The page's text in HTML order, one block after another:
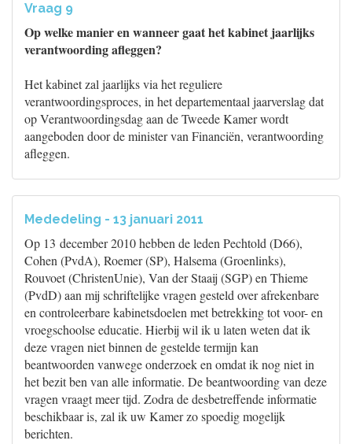
Vraag 9
Op welke manier en wanneer gaat het kabinet jaarlijks
verantwoording afleggen?
Het kabinet zal jaarlijks via het reguliere
verantwoordingsproces, in het departementaal jaarverslag dat
op Verantwoordingsdag aan de Tweede Kamer wordt
aangeboden door de minister van Financiën, verantwoording
afleggen.
Mededeling - 13 januari 2011
Op 13 december 2010 hebben de leden Pechtold (D66),
Cohen (PvdA), Roemer (SP), Halsema (Groenlinks),
Rouvoet (ChristenUnie), Van der Staaij (SGP) en Thieme
(PvdD) aan mij schriftelijke vragen gesteld over afrekenbare
en controleerbare kabinetsdoelen met betrekking tot voor- en
vroegschoolse educatie. Hierbij wil ik u laten weten dat ik
deze vragen niet binnen de gestelde termijn kan
beantwoorden vanwege onderzoek en omdat ik nog niet in
het bezit ben van alle informatie. De beantwoording van deze
vragen vraagt meer tijd. Zodra de desbetreffende informatie
beschikbaar is, zal ik uw Kamer zo spoedig mogelijk
berichten.